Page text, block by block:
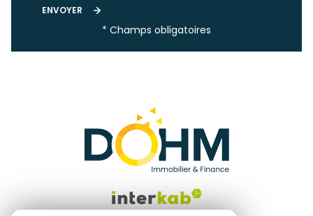
ENVOYER
* Champs obligatoires